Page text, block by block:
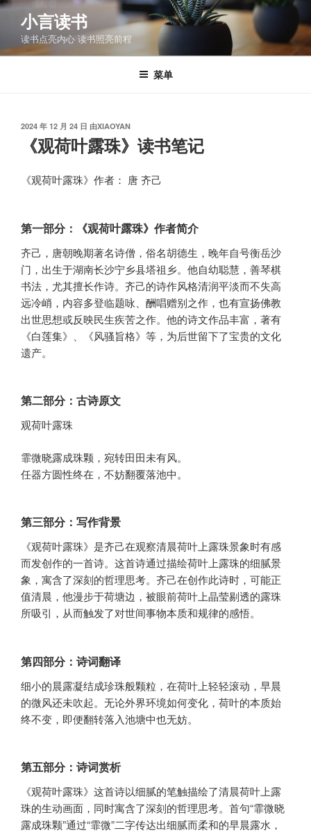
跳
容
小言读书
读书点亮内心 读书照亮前程
菜单
发
2024 年 12 月 24 日 由XIAOYAN
《观荷叶露珠》读书笔记
《观荷叶露珠》作者： 唐 齐己
第一部分：《观荷叶露珠》作者简介
齐己，唐朝晚期著名诗僧，俗名胡德生，晚年自号衡岳沙
门，出生于湖南长沙宁乡县塔祖乡。他自幼聪慧，善琴棋
书法，尤其擅长作诗。齐己的诗作风格清润平淡而不失高
远冷峭，内容多登临题咏、酬唱赠别之作，也有宣扬佛教
出世思想或反映民生疾苦之作。他的诗文作品丰富，著有
《白莲集》、《风骚旨格》等，为后世留下了宝贵的文化
遗产。
第二部分：古诗原文
观荷叶露珠
霏微晓露成珠颗，宛转田田未有风。
任器方圆性终在，不妨翻覆落池中。
第三部分：写作背景
《观荷叶露珠》是齐己在观察清晨荷叶上露珠景象时有感
而发创作的一首诗。这首诗通过描绘荷叶上露珠的细腻景
象，寓含了深刻的哲理思考。齐己在创作此诗时，可能正
值清晨，他漫步于荷塘边，被眼前荷叶上晶莹剔透的露珠
所吸引，从而触发了对世间事物本质和规律的感悟。
第四部分：诗词翻译
细小的晨露凝结成珍珠般颗粒，在荷叶上轻轻滚动，早晨
的微风还未吹起。无论外界环境如何变化，荷叶的本质始
终不变，即便翻转落入池塘中也无妨。
第五部分：诗词赏析
《观荷叶露珠》这首诗以细腻的笔触描绘了清晨荷叶上露
珠的生动画面，同时寓含了深刻的哲理思考。首句“霏微晓
露成珠颗”通过“霏微”二字传达出细腻而柔和的早晨露水，